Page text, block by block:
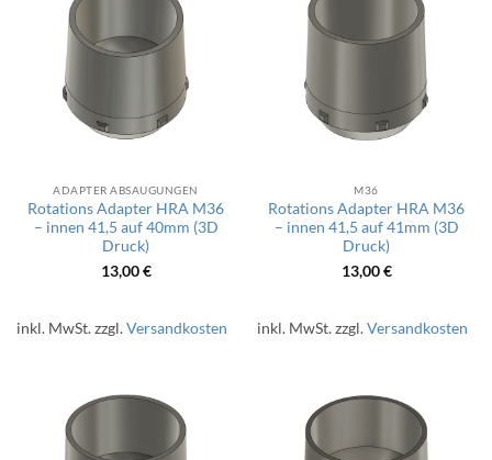
ADAPTER ABSAUGUNGEN
Rotations Adapter HRA M36
– innen 41,5 auf 40mm (3D
Druck)
13,00€
inkl. MwSt.zzgl.Versandkosten
M36
Rotations Adapter HRA M36
– innen 41,5 auf 41mm (3D
Druck)
13,00€
inkl. MwSt.zzgl.Versandkosten